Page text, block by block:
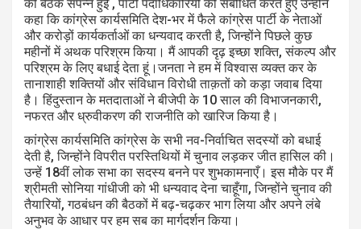
की बैठक संपन्न हुई , पार्टी पदाधिकारियों को संबोधित करते हुए उन्होंने
कहा कि कांग्रेस कार्यसमिति देश-भर में फैले कांग्रेस पार्टी के नेताओं
और करोड़ों कार्यकर्ताओं का धन्यवाद करती है, जिन्होंने पिछले कुछ
महीनों में अथक परिश्रम किया। मैं आपकी दृढ़ इच्छा शक्ति, संकल्प और
परिश्रम के लिए बधाई देता हूं।जनता ने हम में विश्वास व्यक्त कर के
तानाशाही शक्तियों और संविधान विरोधी ताक़तों को कड़ा जवाब दिया
है। हिंदुस्तान के मतदाताओं ने बीजेपी के 10 साल की विभाजनकारी,
नफरत और ध्रुवीकरण की राजनीति को खारिज किया है।
कांग्रेस कार्यसमिति कांग्रेस के सभी नव-निर्वाचित सदस्यों को बधाई
देती है, जिन्होंने विपरीत परस्तिथियों में चुनाव लड़कर जीत हासिल की।
उन्हें 18वीं लोक सभा का सदस्य बनने पर शुभकामनाएँ। इस मौके पर मैं
श्रीमती सोनिया गांधीजी को भी धन्यवाद देना चाहूँगा, जिन्होंने चुनाव की
तैयारियों, गठबंधन की बैठकों में बढ़-चढ़कर भाग लिया और अपने लंबे
अनुभव के आधार पर हम सब का मार्गदर्शन किया।